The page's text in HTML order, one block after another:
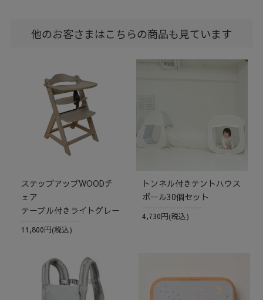
他のお客さまはこちらの商品も見ています
ステップアップWOODチ
ェア
テーブル付きライトグレー
11,800円(税込)
トンネル付きテントハウス
ボール30個セット
4,730円(税込)